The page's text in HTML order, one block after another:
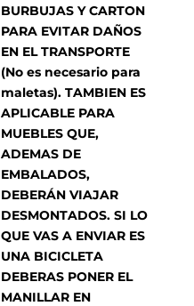
BURBUJAS Y CARTON
PARA EVITAR DAÑOS
EN EL TRANSPORTE
(No es necesario para
maletas). TAMBIEN ES
APLICABLE PARA
MUEBLES QUE,
ADEMAS DE
EMBALADOS,
DEBERÁN VIAJAR
DESMONTADOS. SI LO
QUE VAS A ENVIAR ES
UNA BICICLETA
DEBERAS PONER EL
MANILLAR EN